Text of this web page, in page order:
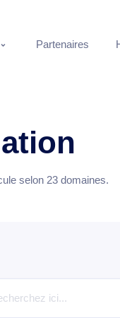
Partenaires
selon 23 domaines.